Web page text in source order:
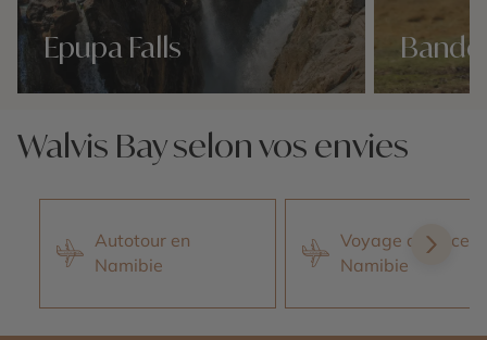
Epupa Falls
Walvis Bay selon vos envies
Autotour en
Namibie
Voyage de noces
Namibie